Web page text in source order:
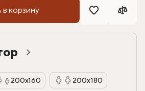
корзину
200х160 200х180